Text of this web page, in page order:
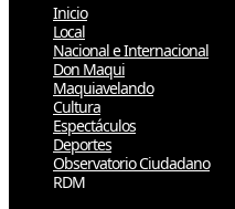
Inicio
Local
Nacional e Internacional
Don Maqui
Maquiavelando
Cultura
Espectáculos
Deportes
Observatorio Ciudadano
RDM